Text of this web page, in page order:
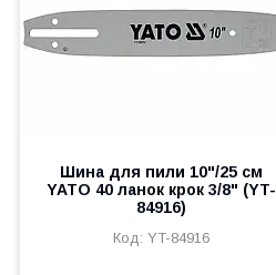
Шина для пили 10"/25 см
YATO 40 ланок крок 3/8" (YT-
84916)
YT-84916